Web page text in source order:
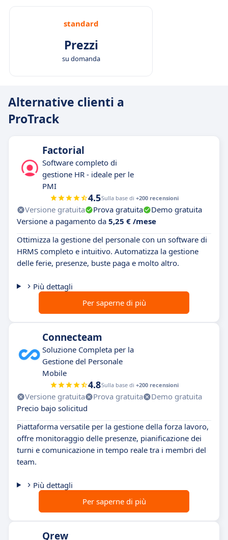
standard
Prezzi
su domanda
Alternative clienti a
ProTrack
Factorial
Software completo di
gestione HR - ideale per le
PMI
4.5Sulla base di +200 recensioni
Versione gratuita Prova gratuita
Demo gratuita
Versione a pagamento da 5,25 € /mese
Ottimizza la gestione del personale con un software di
HRMS completo e intuitivo. Automatizza la gestione
delle ferie, presenze, buste paga e molto altro.
Più dettagli
Per saperne di più
Connecteam
Soluzione Completa per la
Gestione del Personale
Mobile
4.8Sulla base di +200 recensioni
Versione gratuita Prova gratuita
Demo gratuita
Precio bajo solicitud
Piattaforma versatile per la gestione della forza lavoro,
offre monitoraggio delle presenze, pianificazione dei
turni e comunicazione in tempo reale tra i membri del
team.
Più dettagli
Per saperne di più
Qrew